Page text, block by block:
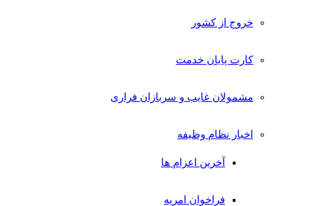
خروج از کشور
کارت پایان خدمت
مشمولان غایب و سربازان فراری
اخبار نظام وظیفه
آخرین اعزام ها
فراخوان امریه